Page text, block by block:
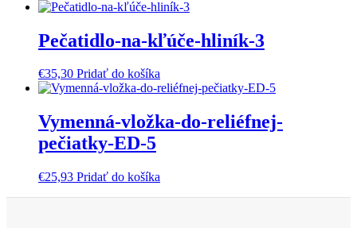
Pečatidlo-na-kľúče-hliník-3
€35,30 Pridať do košíka
Vymenná-vložka-do-reliéfnej-
pečiatky-ED-5
€25,93 Pridať do košíka